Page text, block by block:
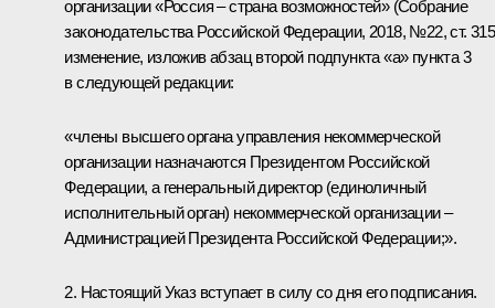
организации «Россия – страна возможностей» (Собрание
законодательства Российской Федерации, 2018, №22, ст.
изменение, изложив абзац второй подпункта «а» пункта 3
в следующей редакции:
«члены высшего органа управления некоммерческой
организации назначаются Президентом Российской
Федерации, а генеральный директор (единоличный
исполнительный орган) некоммерческой организации –
Администрацией Президента Российской Федерации;».
2. Настоящий Указ вступает в силу со дня его подписания.